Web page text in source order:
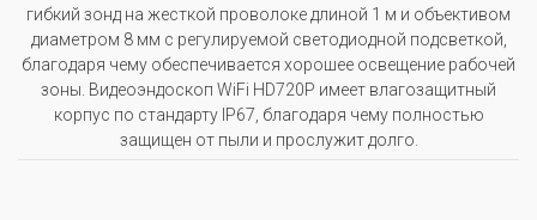
гибкий зонд на жесткой проволоке длиной 1 м и объективом
диаметром 8 мм с регулируемой светодиодной подсветкой,
благодаря чему обеспечивается хорошее освещение рабочей
зоны. Видеоэндоскоп WiFi HD720P имеет влагозащитный
корпус по стандарту IP67, благодаря чему полностью
защищен от пыли и прослужит долго.